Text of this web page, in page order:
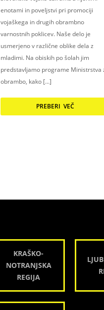
enotami in poveljstvi pri promociji
vojaškega in drugih obrambno
varnostnih poklicev. Naše delo je
usmerjeno v različne oblike dela z
mladimi. Na obiskih po šolah jim
predstavljamo programe Ministrstva
obrambo, kako […]
PREBERI VEČ
KRAŠKO-
NOTRANJSKA
REGIJA